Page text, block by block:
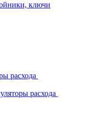
ключи
расхода
расхода